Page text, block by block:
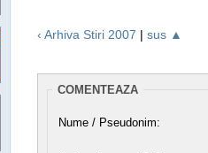
‹ Arhiva Stiri 2007 | sus ▲
COMENTEAZA
Nume / Pseudonim: